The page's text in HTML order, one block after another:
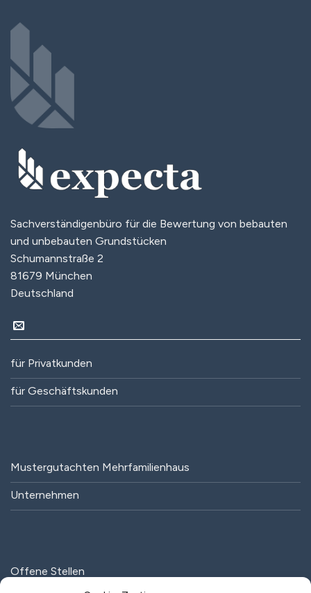
Sachverständigenbüro für die Bewertung von bebauten
und unbebauten Grundstücken
Schumannstraße 2
81679 München
Deutschland
für Privatkunden
für Geschäftskunden
Mustergutachten Mehrfamilienhaus
Unternehmen
Offene Stellen